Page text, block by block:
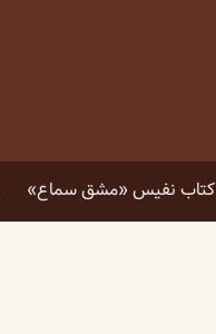
کتاب نفیس «مشق سماع»